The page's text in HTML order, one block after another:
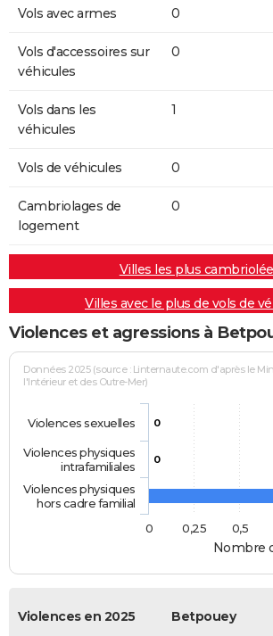
Vols avec armes 0
Vols d'accessoires sur
véhicules
0
Vols dans les
véhicules
1
Vols de véhicules 0
Cambriolages de
logement
0
Villes les plus
Villes avec le plus de vols de
Violences et agressions à
Nombre
Données 2025 (source : Linternaute.com d'après le
l'Intérieur et des Outre-Mer)
0
0
Violences sexuelles
Violences physiques
intrafamiliales
Violences physiques
hors cadre familial
0
0,25 0,5
Violences en 2025 Betpouey